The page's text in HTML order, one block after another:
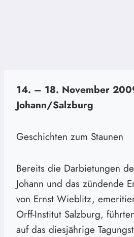
14. – 18. November
Johann/Salzburg
Geschichten zum Staunen
Bereits die Darbietungen
Johann und das zündende
von Ernst Wieblitz,
Orff-Institut Salzburg,
auf das diesjährige